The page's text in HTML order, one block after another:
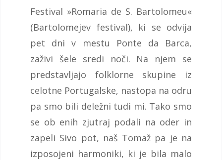
Festival »Romaria de S. Bartolomeu«
(Bartolomejev festival), ki se odvija
pet dni v mestu Ponte da Barca,
zaživi šele sredi noči. Na njem se
predstavljajo folklorne skupine iz
celotne Portugalske, nastopa na odru
pa smo bili deležni tudi mi. Tako smo
se ob enih zjutraj podali na oder in
zapeli Sivo pot, naš Tomaž pa je na
izposojeni harmoniki, ki je bila malo